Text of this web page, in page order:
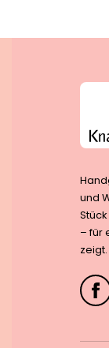
und
– für
zeigt.